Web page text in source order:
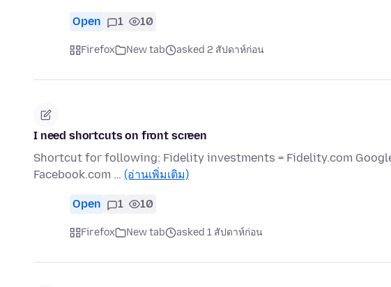
Open 1 10
Firefox New tab asked 2 สัปดาห์ก่อน
I need shortcuts on front screen
Shortcut for following: Fidelity investments = Fidelity.com
Facebook.com … (อ่านเพิ่มเติม)
Open 1 10
Firefox New tab asked 1 สัปดาห์ก่อน